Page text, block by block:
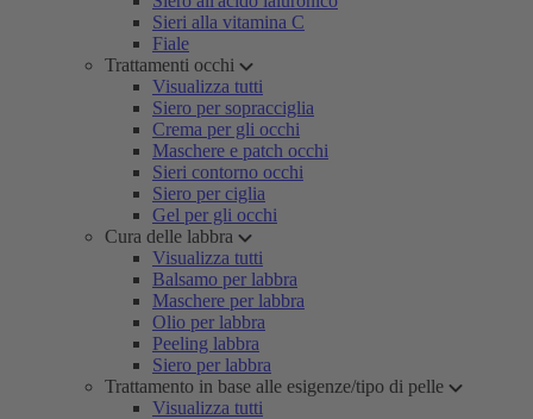
Sieri alla vitamina C
Fiale
Trattamenti occhi
Visualizza tutti
Siero per sopracciglia
Crema per gli occhi
Maschere e patch occhi
Sieri contorno occhi
Siero per ciglia
Gel per gli occhi
Cura delle labbra
Visualizza tutti
Balsamo per labbra
Maschere per labbra
Olio per labbra
Peeling labbra
Siero per labbra
Trattamento in base alle esigenze/tipo di pelle
Visualizza tutti